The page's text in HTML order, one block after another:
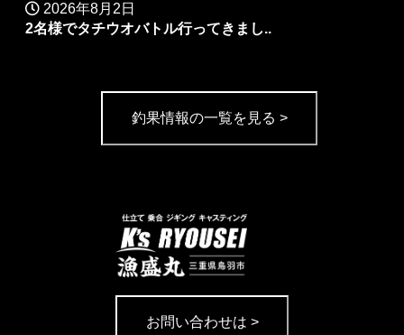
2026年8月2日
2名様でタチウオバトル行ってきまし..
釣果情報の一覧を見る >
お問い合わせは >